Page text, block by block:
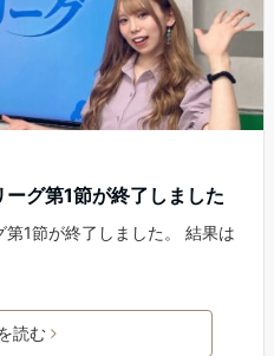
グ第1節が終了しました
1節が終了しました。 結果は
読む